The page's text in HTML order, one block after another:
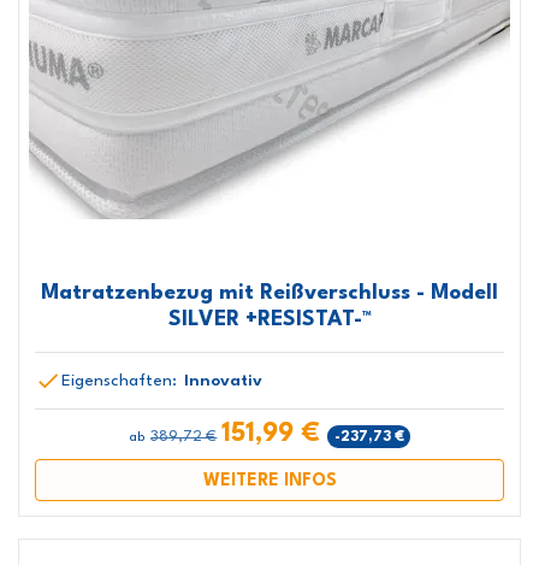
Matratzenbezug mit Reißverschluss - Modell
SILVER +RESISTAT-™
Eigenschaften: Innovativ
ab 389,72 € 151,99 € -237,73 €
WEITERE INFOS